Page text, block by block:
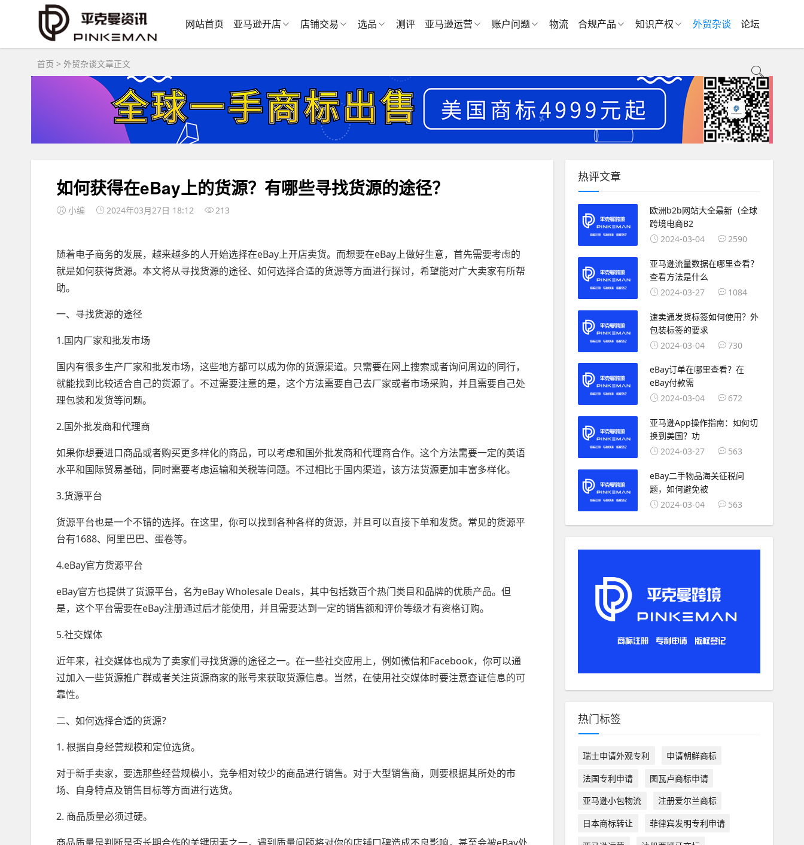
网站首页 亚马逊开店 店铺交易 选品 测评 亚马逊运营 账户问题 物流 合规产品 知识产权 外贸杂谈 论坛
首页 > 外贸杂谈文章正文
如何获得在eBay上的货源？有哪些寻找货源的途径？
小编 2024年03月27日 18:12 213
随着电子商务的发展，越来越多的人开始选择在eBay上开店卖货。而想要在eBay上做好生意，首先需要考虑的
就是如何获得货源。本文将从寻找货源的途径、如何选择合适的货源等方面进行探讨，希望能对广大卖家有所帮
助。
一、寻找货源的途径
1.国内厂家和批发市场
国内有很多生产厂家和批发市场，这些地方都可以成为你的货源渠道。只需要在网上搜索或者询问周边的同行，
就能找到比较适合自己的货源了。不过需要注意的是，这个方法需要自己去厂家或者市场采购，并且需要自己处
理包装和发货等问题。
2.国外批发商和代理商
如果你想要进口商品或者购买更多样化的商品，可以考虑和国外批发商和代理商合作。这个方法需要一定的英语
水平和国际贸易基础，同时需要考虑运输和关税等问题。不过相比于国内渠道，该方法货源更加丰富多样化。
3.货源平台
货源平台也是一个不错的选择。在这里，你可以找到各种各样的货源，并且可以直接下单和发货。常见的货源平
台有1688、阿里巴巴、蛋卷等。
4.eBay官方货源平台
eBay官方也提供了货源平台，名为eBay Wholesale Deals，其中包括数百个热门类目和品牌的优质产品。但
是，这个平台需要在eBay注册通过后才能使用，并且需要达到一定的销售额和评价等级才有资格订购。
5.社交媒体
近年来，社交媒体也成为了卖家们寻找货源的途径之一。在一些社交应用上，例如微信和Facebook，你可以通
过加入一些货源推广群或者关注货源商家的账号来获取货源信息。当然，在使用社交媒体时要注意查证信息的可
靠性。
二、如何选择合适的货源？
1. 根据自身经营规模和定位选货。
对于新手卖家，要选那些经营规模小，竞争相对较少的商品进行销售。对于大型销售商，则要根据其所处的市
场、自身特点及销售目标等方面进行选货。
2. 商品质量必须过硬。
热评文章
欧洲b2b网站大全最新（全球
跨境电商B2
2024-03-04
2590
亚马逊流量数据在哪里查看？
查看方法是什么
2024-03-27
1084
速卖通发货标签如何使用？外
包装标签的要求
2024-03-04
730
eBay订单在哪里查看？在
eBay付款需
2024-03-04
672
亚马逊App操作指南：如何切
换到美国？功
2024-03-27
563
eBay二手物品海关征税问
题，如何避免被
2024-03-04
563
热门标签
瑞士申请外观专利
申请朝鲜商标
法国专利申请
图瓦卢商标申请
亚马逊小包物流
注册爱尔兰商标
日本商标转让
菲律宾发明专利申请